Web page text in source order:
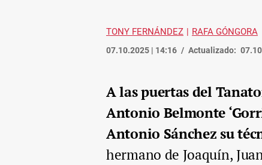
TONY FERNÁNDEZ RAFA GÓNGORA
07.10.2025 | 14:16 Actualizado:
A las puertas del
Antonio Belmonte
Antonio Sánchez su
hermano de Joaquín,